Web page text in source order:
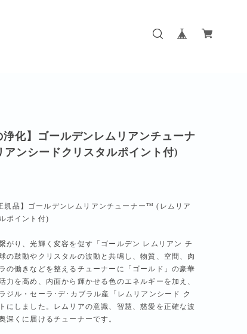
浄化】ゴールデンレムリアンチューナ
ンシードクリスタルポイント付)
規品】ゴールデンレムリアンチューナー™ (レムリア
ポイント付)
がり、光輝く変容を促す「ゴールデン レムリアン チ
の鼓動やクリスタルの波動と共鳴し、物質、空間、肉
の働きなどを整えるチューナーに「ゴールド」の豪華
力を高め、内面から輝かせる色のエネルギーを加え、
ジル・セーラ･デ･カブラル産「レムリアンシード ク
にしました。レムリアの意識、智慧、慈愛を正確な波
深くに届けるチューナーです。